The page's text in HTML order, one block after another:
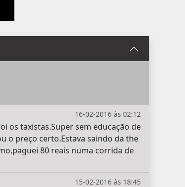
16-02-2016 às 02:12
os taxistas.Super sem educação de
o preço certo.Estava saindo da the
80 reais numa corrida de
15-02-2016 às 18:45